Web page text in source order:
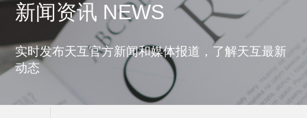
新闻资讯 NEWS
实时发布天互官方新闻和媒体报道，了解天互最新
动态